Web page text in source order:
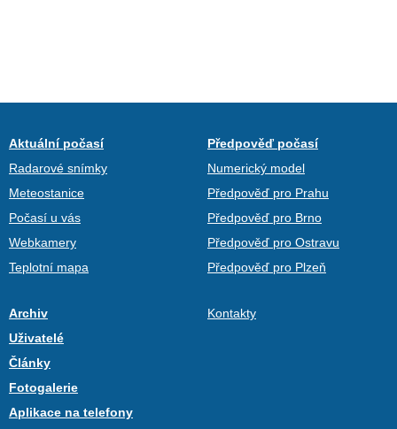
Aktuální počasí
Radarové snímky
Meteostanice
Počasí u vás
Webkamery
Teplotní mapa
Předpověď počasí
Numerický model
Předpověď pro Prahu
Předpověď pro Brno
Předpověď pro Ostravu
Předpověď pro Plzeň
Archiv
Uživatelé
Články
Fotogalerie
Aplikace na telefony
Kontakty